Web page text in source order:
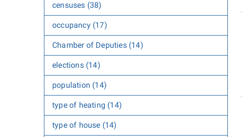
censuses (38)
occupancy (17)
Chamber of Deputies (14)
elections (14)
population (14)
type of heating (14)
type of house (14)